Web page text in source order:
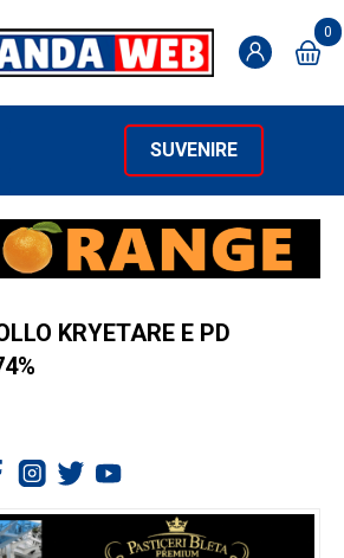
0
SUVENIRE
KRYETARE E PD